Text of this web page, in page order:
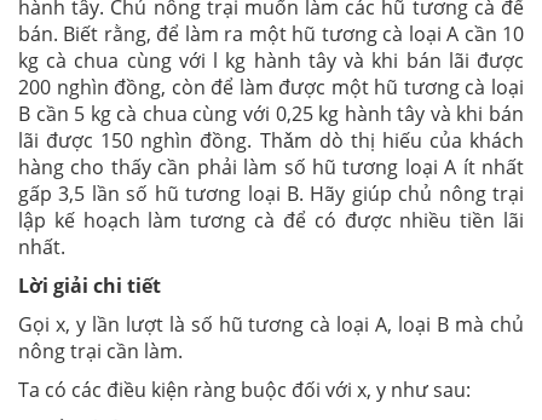
hành tây. Chủ nông trại muốn làm các hũ tương cà để
bán. Biết rằng, để làm ra một hũ tương cà loại A cần 10
kg cà chua cùng với l kg hành tây và khi bán lãi được
200 nghìn đồng, còn để làm được một hũ tương cà loại
B cần 5 kg cà chua cùng với 0,25 kg hành tây và khi bán
lãi được 150 nghìn đồng. Thǎm dò thị hiếu của khách
hàng cho thấy cần phải làm số hũ tương loại A ít nhất
gấp 3,5 lần số hũ tương loại B. Hãy giúp chủ nông trại
lập kế hoạch làm tương cà để có được nhiều tiền lãi
nhất.
Lời giải chi tiết
Gọi x, y lần lượt là số hũ tương cà loại A, loại B mà chủ
nông trại cần làm.
Ta có các điều kiện ràng buộc đối với x, y như sau: